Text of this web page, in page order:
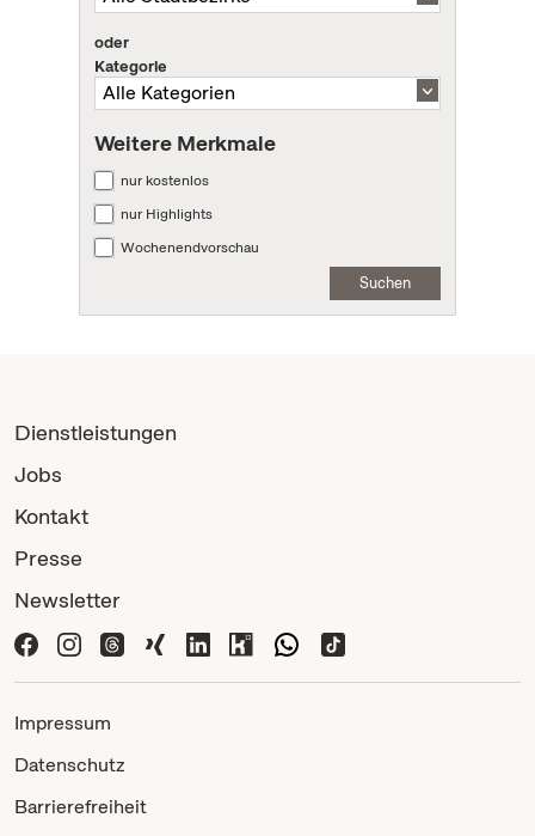
oder
Kategorie
Weitere Merkmale
nur kostenlos
nur Highlights
Wochenendvorschau
Suchen
Dienstleistungen
Jobs
Kontakt
Presse
Newsletter
Impressum
Datenschutz
Barrierefreiheit